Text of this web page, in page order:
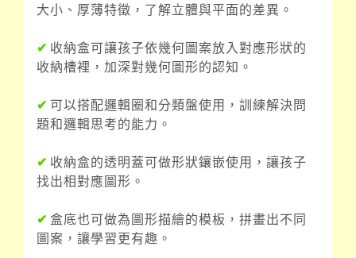
大小、厚薄特徵，了解立體與平面的差異。
✔ 收納盒可讓孩子依幾何圖案放入對應形狀的
收納槽裡，加深對幾何圖形的認知。
✔ 可以搭配邏輯圈和分類盤使用，訓練解決問
題和邏輯思考的能力。
✔ 收納盒的透明蓋可做形狀鑲嵌使用，讓孩子
找出相對應圖形。
✔ 盒底也可做為圖形描繪的模板，拼畫出不同
圖案，讓學習更有趣。